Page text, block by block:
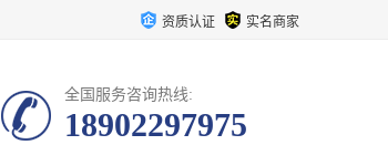
资质认证 实名商家
全国服务咨询热线:
18902297975